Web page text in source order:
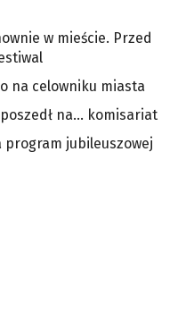
w mieście. Przed
na celowniku miasta
na… komisariat
program jubileuszowej